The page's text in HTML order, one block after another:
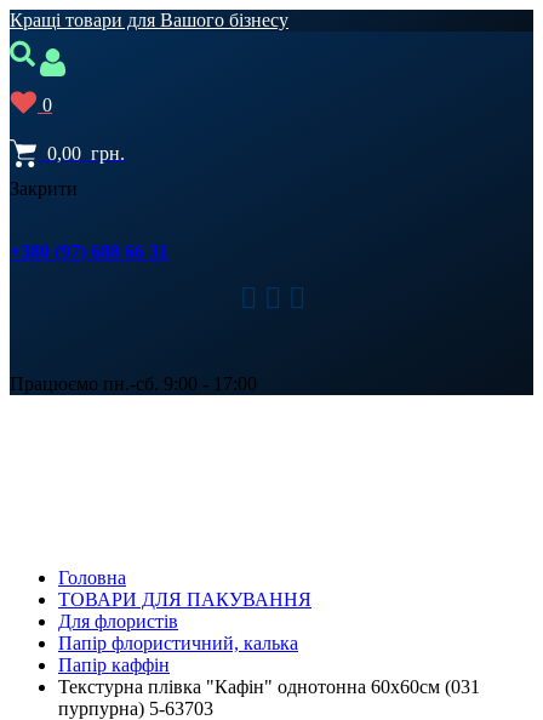
Кращі товари для Вашого бізнесу
0
0,00 грн.
Закрити
+380 (97) 688 66 31
Працюємо пн.-сб. 9:00 - 17:00
Головна
ТОВАРИ ДЛЯ ПАКУВАННЯ
Для флористів
Папір флористичний, калька
Папір каффін
Текстурна плівка "Кафін" однотонна 60х60см (031
пурпурна) 5-63703